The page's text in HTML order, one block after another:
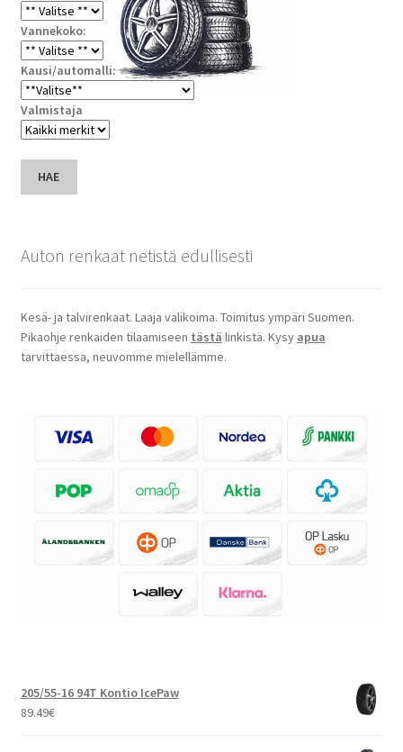
Vannekoko:
Kausi/automalli:
Valmistaja
HAE
Auton renkaat netistä edullisesti
Kesä- ja talvirenkaat. Laaja valikoima. Toimitus ympäri Suomen.
Pikaohje renkaiden tilaamiseen tästä linkistä. Kysy apua
tarvittaessa, neuvomme mielellämme.
205/55-16 94T Kontio IcePaw
89.49€